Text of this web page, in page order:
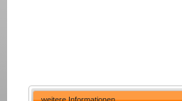
weitere Informationen